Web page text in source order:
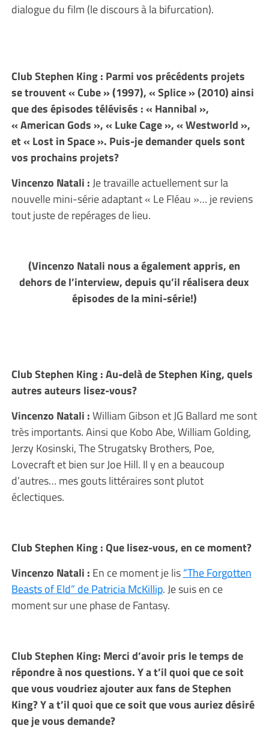
dialogue du film (le discours à la bifurcation).
Club Stephen King : Parmi vos précédents projets
se trouvent « Cube » (1997), « Splice » (2010) ainsi
que des épisodes télévisés : « Hannibal »,
« American Gods », « Luke Cage », « Westworld »,
et « Lost in Space ». Puis-je demander quels sont
vos prochains projets?
Vincenzo Natali :Je travaille actuellement sur la
nouvelle mini-série adaptant « Le Fléau »… je reviens
tout juste de repérages de lieu.
(Vincenzo Natali nous a également appris, en
dehors de l’interview, depuis qu’il réalisera deux
épisodes de la mini-série!)
Club Stephen King : Au-delà de Stephen King, quels
autres auteurs lisez-vous?
Vincenzo Natali :William Gibson et JG Ballard me sont
très importants. Ainsi que Kobo Abe, William Golding,
Jerzy Kosinski, The Strugatsky Brothers, Poe,
Lovecraft et bien sur Joe Hill. Il y en a beaucoup
d’autres… mes gouts littéraires sont plutot
éclectiques.
Club Stephen King : Que lisez-vous, en ce moment?
Vincenzo Natali : En ce moment je lis“The Forgotten
Beasts of Eld” de Patricia McKillip. Je suis en ce
moment sur une phase de Fantasy.
Club Stephen King: Merci d’avoir pris le temps de
répondre à nos questions. Y a t’il quoi que ce soit
que vous voudriez ajouter aux fans de Stephen
King? Y a t’il quoi que ce soit que vous auriez désiré
que je vous demande?